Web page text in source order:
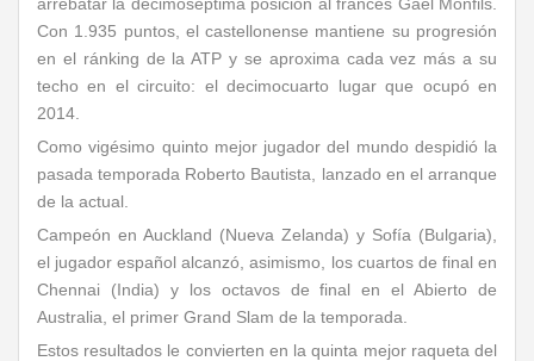
Con 1.935 puntos, el castellonense mantiene su progresión
en el ránking de la ATP y se aproxima cada vez más a su
techo en el circuito: el decimocuarto lugar que ocupó en
2014.
Como vigésimo quinto mejor jugador del mundo despidió la
pasada temporada Roberto Bautista, lanzado en el arranque
de la actual.
Campeón en Auckland (Nueva Zelanda) y Sofía (Bulgaria),
el jugador español alcanzó, asimismo, los cuartos de final en
Chennai (India) y los octavos de final en el Abierto de
Australia, el primer Grand Slam de la temporada.
Estos resultados le convierten en la quinta mejor raqueta del